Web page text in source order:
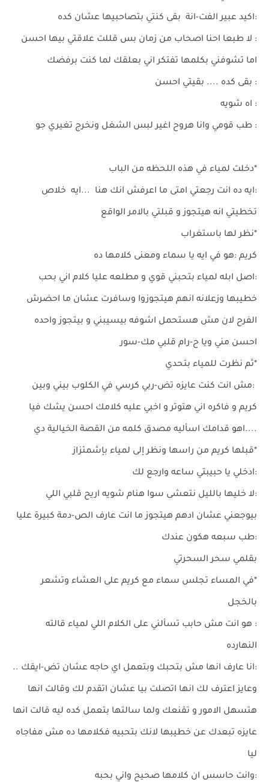
:اكيد عبير الفت-انة بقى كنتي بتصاحبيها عشان كده
: لا طبعا احنا اصحاب من زمان بس قللت علاقتي بيها احسن
اما تشوفني بكلمها تفتكر اني بعلقك لما كنت برفضك
: بقى كده .... بقيتي احسن
: اه شويه
: طب قومي وانا هروح اغير لبس الشغل ونخرج تغيري جو
*دخلت لمياء في هذه اللحظه من الباب
:ايه ده انت رجعتي امتى ما اعرفش انك هنا ...ايه خلاص
تخطيتي انه هيتجوز و قبلتي بالامر الواقع
*نظر لها باستغراب
كريم :هو في ايه يا سماء ومعنى كلامها ده
:اصل ابله لمياء بتحبني قوي و مطلعه عليا كلام اني بحب
خطيبها وزعلانه انهم هيتجوزوا وسافرت عشان ما احضرش
الفرح لان مش هستحمل اشوفه بيسيبني و بيتجوز واحده
احسن مني ويا ح-رام قلبي مك-سور
*ثم نظرت للمياء بتحدي
:مش انت كنت عايزه تض-ربي كرسي في الكلوب بيني وبين
كريم و فاكره اني هتوتر و اخبي عليه كلامك احسن يشك فيا
....اهو قدامك اسأليه مصدق كلمه من القصة الخيالية دي
*قبلها كريم من راسها ونظر إلى لمياء بإشمئزاز
:ادخلي يا حبيبتي ساعه وارجع لك
:لا خليها بالليل نتعشى سوا هنام شويه اريح قلبي اللي
بيوجعني عشان ادهم هيتجوز ما انت عارف الص-دمة كبيرة عليا
:طب سبعه هكون عندك
بقلمي سحر السحرتي
*في المساء تجلس سماء مع كريم على العشاء وتشعر
بالخجل
: هو انت مش حابب تسألني على الكلام اللي لمياء قالته
النهارده
:انا عارف انها مش بتحبك وبتعمل اي حاجه عشان تض-ايقك ..
وعايز اعترف لك انها اتصلت بيا عشان اتقدم لك وقالت انها
هتسهل الامور و تقنعك ولما سالتها بتعمل كده ليه قالت انها
عايزه تبعدك عن خطيبها لانك بتحبيه فكلامها ده مش مفاجاه
ليا
:وانت حاسس ان كلامها صحيح واني بحبه